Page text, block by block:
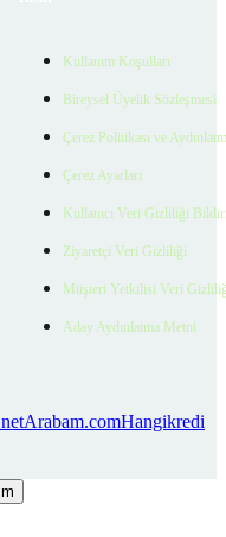
Kullanım Koşulları
Bireysel Üyelik Sözleşmesi
Çerez Politikası ve
Çerez Ayarları
Kullanıcı Veri Gizliliği
Ziyaretçi Veri Gizliliği
Müşteri Yetkilisi Veri
Aday Aydınlatma Metni
Arabam.comHangikredi